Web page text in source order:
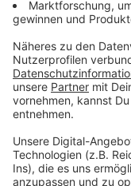
Details
Nutzung
Baba Voss will
beschützen. Doch
Anzeige